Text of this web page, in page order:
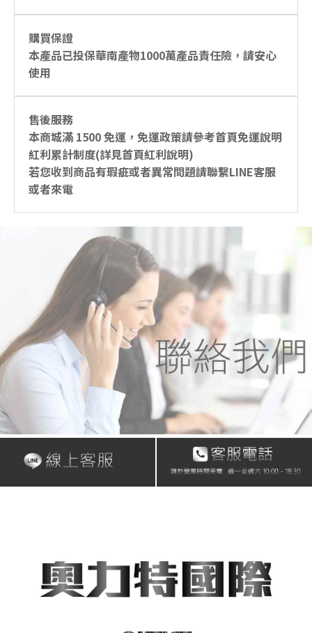
購買保證
本產品已投保華南產物1000萬產品責任險，請安心
使用
售後服務
本商城滿 1500 免運，免運政策請參考首頁免運說明
紅利累計制度(詳見首頁紅利說明)
若您收到商品有瑕疵或者異常問題請聯繫LINE客服
或者來電